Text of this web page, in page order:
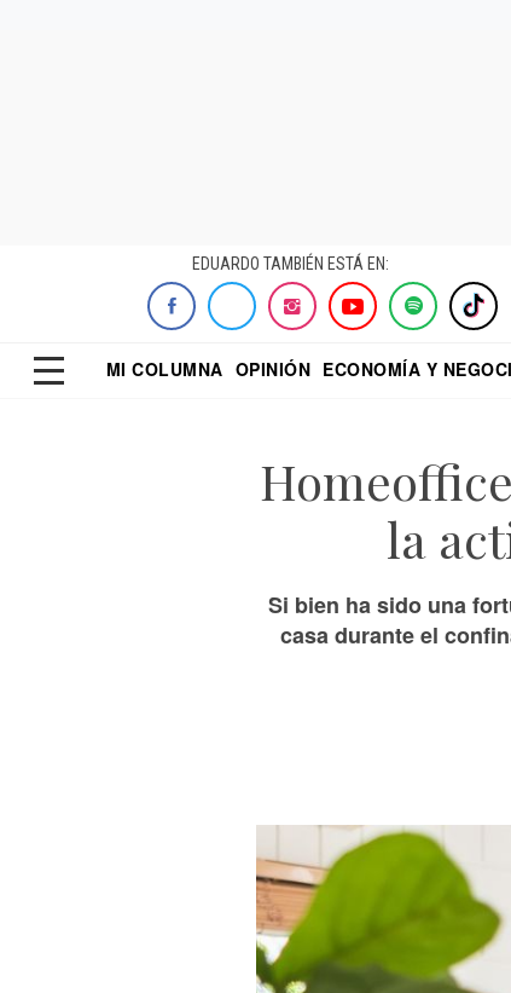
EDUARDO TAMBIÉN ESTÁ EN:
MI COLUMNA OPINIÓN ECONOMÍA Y
la
Si bien ha sido una
casa durante el